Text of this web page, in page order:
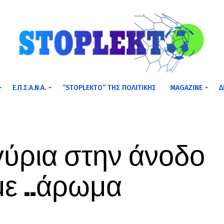
Ε.Π.Σ.Α.Ν.Α. ”STOPLEKTO” ΤΗΣ ΠΟΛΙΤΙΚΗΣ MAGAZINE
στην άνοδο
..άρωμα